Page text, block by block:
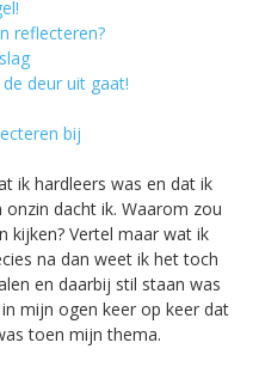
reflecteren?
deur uit gaat!
bij
ik hardleers was en dat ik
dacht ik. Waarom zou
kijken? Vertel maar wat ik
na dan weet ik het toch
en daarbij stil staan was
mijn ogen keer op keer dat
toen mijn thema.